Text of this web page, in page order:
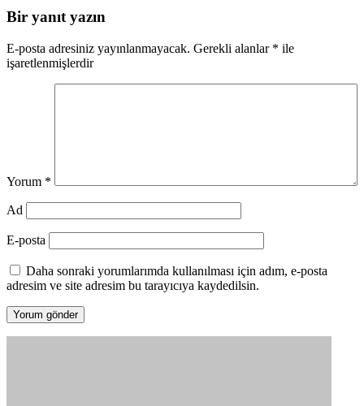
Bir yanıt yazın
E-posta adresiniz yayınlanmayacak. Gerekli alanlar * ile
işaretlenmişlerdir
Yorum *
Ad
E-posta
Daha sonraki yorumlarımda kullanılması için adım, e-posta
adresim ve site adresim bu tarayıcıya kaydedilsin.